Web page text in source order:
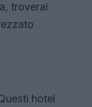
troverai
hotel